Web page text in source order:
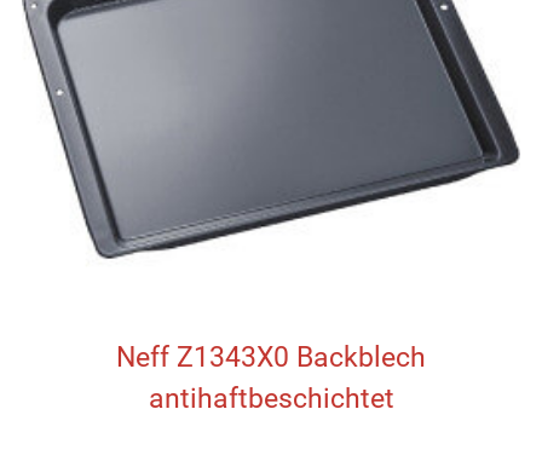
Neff Z1343X0 Backblech
antihaftbeschichtet